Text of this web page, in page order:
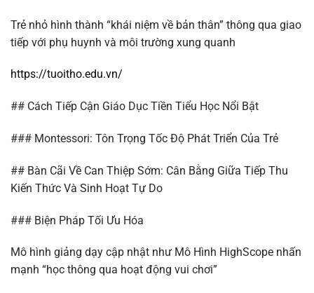
Trẻ nhỏ hình thành “khái niệm về bản thân” thông qua giao
tiếp với phụ huynh và môi trường xung quanh
https://tuoitho.edu.vn/
## Cách Tiếp Cận Giáo Dục Tiền Tiểu Học Nổi Bật
### Montessori: Tôn Trọng Tốc Độ Phát Triển Của Trẻ
## Bàn Cãi Về Can Thiệp Sớm: Cân Bằng Giữa Tiếp Thu
Kiến Thức Và Sinh Hoạt Tự Do
### Biện Pháp Tối Ưu Hóa
Mô hình giảng dạy cập nhật như Mô Hình HighScope nhấn
mạnh “học thông qua hoạt động vui chơi”